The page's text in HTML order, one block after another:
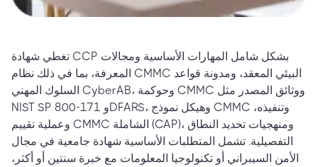
تغطي شهادة CCP بشكل شامل المهارات الأساسية ومجالات
المعرفة، بما في ذلك نظام CMMC البيئي المعقد، ومدونة قواعد
السلوك المهني CyberAB، وحوكمة CMMC ووثائق المصدر مثل
NIST SP 800-171 وDFARS، وهيكل نموذج CMMC وتنفيذه،
وعملية تقييم CMMC الشاملة (CAP)، ومنهجيات تحديد النطاق
التفصيلية. تشمل المتطلبات الأساسية شهادة جامعية في مجال
الأمن السيبراني أو تكنولوجيا المعلومات مع خبرة سنتين أو أكثر،